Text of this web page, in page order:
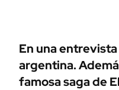
ÁMBITO DEBATE
MEDIAKIT AMBITO DEBATE
En una
argentina.
famosa saga de